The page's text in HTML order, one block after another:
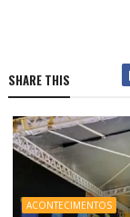
SHARE THIS
ACONTECIMENTOS